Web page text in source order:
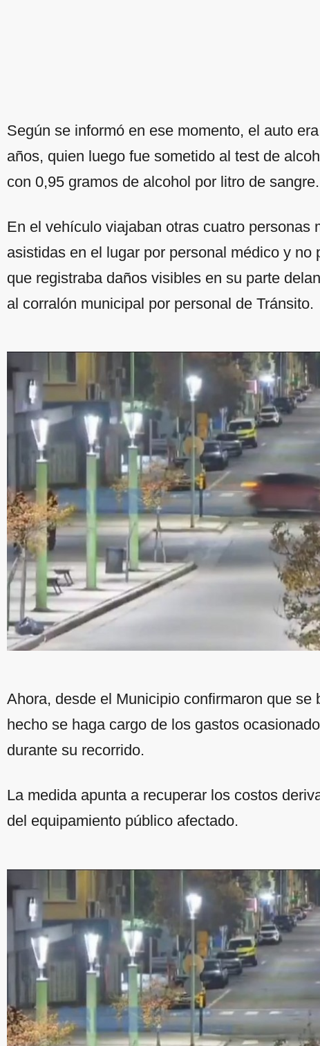
Según se informó en ese momento, el auto
años, quien luego fue sometido al test de
con 0,95 gramos de alcohol por litro de sangre.
En el vehículo viajaban otras cuatro personas
asistidas en el lugar por personal médico y no
que registraba daños visibles en su parte
al corralón municipal por personal de Tránsito.
Ahora, desde el Municipio confirmaron que se
hecho se haga cargo de los gastos
durante su recorrido.
La medida apunta a recuperar los costos
del equipamiento público afectado.